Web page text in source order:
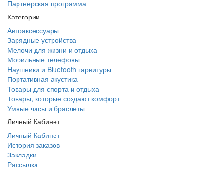
Партнерская программа
Категории
Автоаксессуары
Зарядные устройства
Мелочи для жизни и отдыха
Мобильные телефоны
Наушники и Bluetooth гарнитуры
Портативная акустика
Товары для спорта и отдыха
Товары, которые создают комфорт
Умные часы и браслеты
Личный Кабинет
Личный Кабинет
История заказов
Закладки
Рассылка